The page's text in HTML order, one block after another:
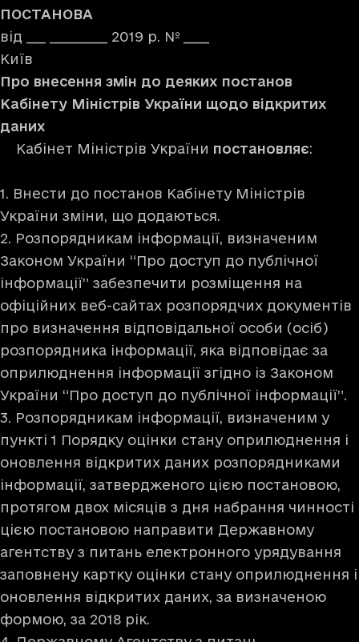
ПОСТАНОВА
від ___ _________ 2019 р. № ____
Київ
Про внесення змін до деяких постанов
Кабінету Міністрів України щодо відкритих
даних
Кабінет Міністрів України постановляє:
1. Внести до постанов Кабінету Міністрів
України зміни, що додаються.
2. Розпорядникам інформації, визначеним
Законом України “Про доступ до публічної
інформації” забезпечити розміщення на
офіційних веб-сайтах розпорядчих документів
про визначення відповідальної особи (осіб)
розпорядника інформації, яка відповідає за
оприлюднення інформації згідно із Законом
України “Про доступ до публічної інформації”.
3. Розпорядникам інформації, визначеним у
пункті 1 Порядку оцінки стану оприлюднення і
оновлення відкритих даних розпорядниками
інформації, затвердженого цією постановою,
протягом двох місяців з дня набрання чинності
цією постановою направити Державному
агентству з питань електронного урядування
заповнену картку оцінки стану оприлюднення і
оновлення відкритих даних, за визначеною
формою, за 2018 рік.